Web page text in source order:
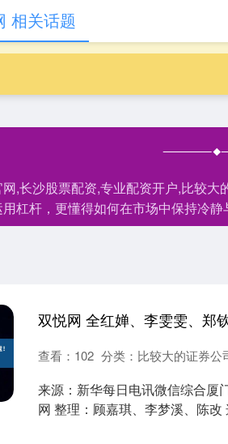
,长沙股票配资,专业配资开户,比较
杠杆，更懂得如何在市场中保持冷静
相关话题
查看： 102 分类： 比较大的证券公
来源：新华每日电讯微信综合厦
网 整理：顾嘉琪、李梦溪、陈